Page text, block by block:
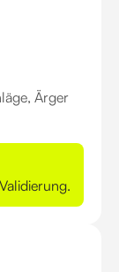
Ärger